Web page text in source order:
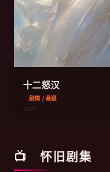
十二怒汉
剧情 / 悬疑
1957
📺 怀旧剧集